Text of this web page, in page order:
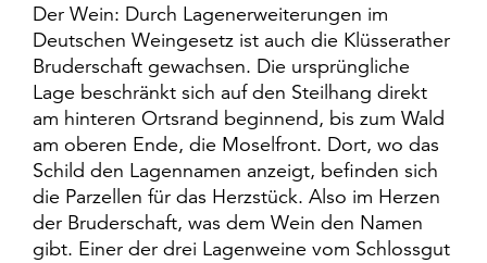
Der Wein: Durch Lagenerweiterungen im
Deutschen Weingesetz ist auch die Klüsserather
Bruderschaft gewachsen. Die ursprüngliche
Lage beschränkt sich auf den Steilhang direkt
am hinteren Ortsrand beginnend, bis zum Wald
am oberen Ende, die Moselfront. Dort, wo das
Schild den Lagennamen anzeigt, befinden sich
die Parzellen für das Herzstück. Also im Herzen
der Bruderschaft, was dem Wein den Namen
gibt. Einer der drei Lagenweine vom Schlossgut